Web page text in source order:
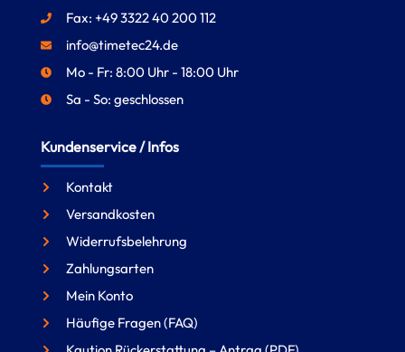
Fax: +49 3322 40 200 112
info@timetec24.de
Mo - Fr: 8:00 Uhr - 18:00 Uhr
Sa - So: geschlossen
Kundenservice / Infos
Kontakt
Versandkosten
Widerrufsbelehrung
Zahlungsarten
Mein Konto
Häufige Fragen (FAQ)